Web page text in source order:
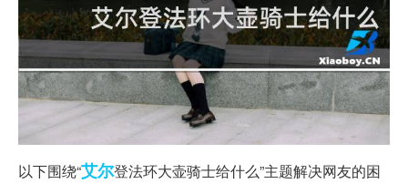
以下围绕“艾尔登法环大壶骑士给什么”主题解决网友的困